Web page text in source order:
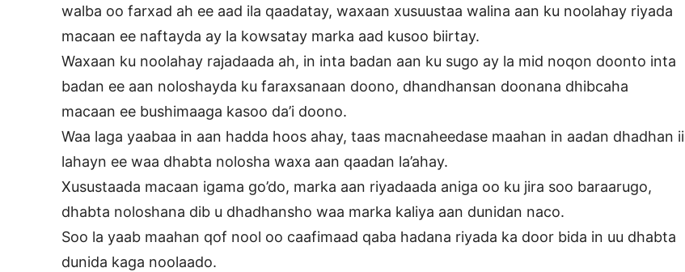
walba oo farxad ah ee aad ila qaadatay, waxaan xusuustaa walina aan ku noolahay riyada
macaan ee naftayda ay la kowsatay marka aad kusoo biirtay.
Waxaan ku noolahay rajadaada ah, in inta badan aan ku sugo ay la mid noqon doonto inta
badan ee aan noloshayda ku faraxsanaan doono, dhandhansan doonana dhibcaha
macaan ee bushimaaga kasoo da’i doono.
Waa laga yaabaa in aan hadda hoos ahay, taas macnaheedase maahan in aadan dhadhan ii
lahayn ee waa dhabta nolosha waxa aan qaadan la’ahay.
Xusustaada macaan igama go’do, marka aan riyadaada aniga oo ku jira soo baraarugo,
dhabta noloshana dib u dhadhansho waa marka kaliya aan dunidan naco.
Soo la yaab maahan qof nool oo caafimaad qaba hadana riyada ka door bida in uu dhabta
dunida kaga noolaado.